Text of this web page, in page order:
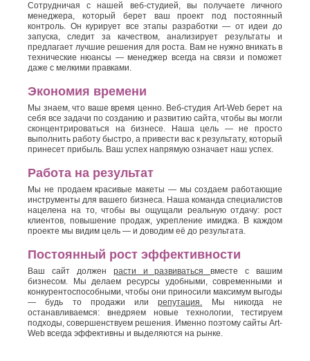
Сотрудничая с нашей веб-студией, вы получаете личного
менеджера, который берет ваш проект под постоянный
контроль. Он курирует все этапы разработки — от идеи до
запуска, следит за качеством, анализирует результаты и
предлагает лучшие решения для роста. Вам не нужно вникать в
технические нюансы — менеджер всегда на связи и поможет
даже с мелкими правками.
Экономия времени
Мы знаем, что ваше время ценно. Веб-студия Art-Web берет на
себя все задачи по созданию и развитию сайта, чтобы вы могли
сконцентрироваться на бизнесе. Наша цель — не просто
выполнить работу быстро, а привести вас к результату, который
принесет прибыль. Ваш успех напрямую означает наш успех.
Работа на результат
Мы не продаем красивые макеты — мы создаем работающие
инструменты для вашего бизнеса. Наша команда специалистов
нацелена на то, чтобы вы ощущали реальную отдачу: рост
клиентов, повышение продаж, укрепление имиджа. В каждом
проекте мы видим цель — и доводим её до результата.
Постоянный рост эффективности
Ваш сайт должен расти и развиватьсявместе с вашим
бизнесом. Мы делаем ресурсы удобными, современными и
конкурентоспособными, чтобы они приносили максимум выгоды
— будь то продажи илирепутация. Мы никогда не
останавливаемся: внедряем новые технологии, тестируем
подходы, совершенствуем решения. Именно поэтому сайты Art-
Web всегда эффективны и выделяются на рынке.